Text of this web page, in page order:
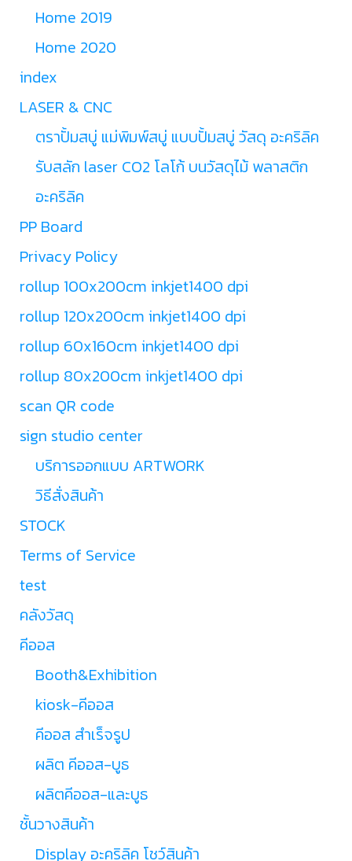
Home 2019
Home 2020
index
LASER & CNC
ตราปั้มสบู่ แม่พิมพ์สบู่ แบบปั้มสบู่ วัสดุ อะคริลิค
รับสลัก laser CO2 โลโก้ บนวัสดุไม้ พลาสติก
อะคริลิค
PP Board
Privacy Policy
rollup 100x200cm inkjet1400 dpi
rollup 120x200cm inkjet1400 dpi
rollup 60x160cm inkjet1400 dpi
rollup 80x200cm inkjet1400 dpi
scan QR code
sign studio center
บริการออกแบบ ARTWORK
วิธีสั่งสินค้า
STOCK
Terms of Service
test
คลังวัสดุ
คีออส
Booth&Exhibition
kiosk-คีออส
คีออส สำเร็จรูป
ผลิต คีออส-บูธ
ผลิตคีออส-และบูธ
ชั้นวางสินค้า
Display อะคริลิค โชว์สินค้า